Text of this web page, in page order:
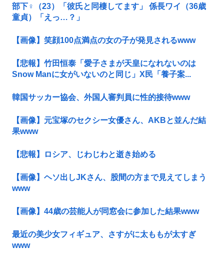
部下♀（23）「彼氏と同棲してます」 係長ワイ（36歳
童貞）「えっ…？」
【画像】笑顔100点満点の女の子が発見されるwww
【悲報】竹田恒泰「愛子さまが天皇になれないのは
Snow Manに女がいないのと同じ」X民「養子案...
韓国サッカー協会、外国人審判員に性的接待www
【画像】元宝塚のセクシー女優さん、AKBと並んだ結
果www
【悲報】ロシア、じわじわと逝き始める
【画像】ヘソ出しJKさん、股間の方まで見えてしまう
www
【画像】44歳の芸能人が同窓会に参加した結果www
最近の美少女フィギュア、さすがに太ももが太すぎ
www